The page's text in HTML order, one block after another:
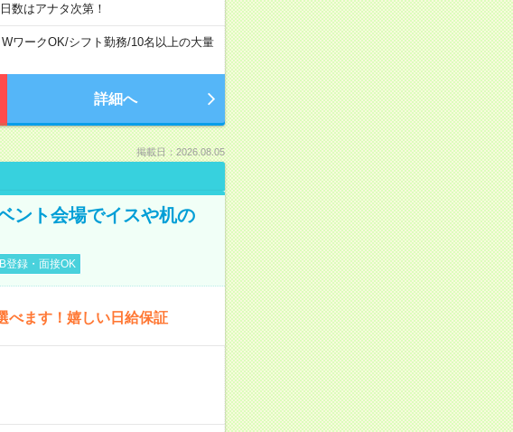
はアナタ次第！
ワークOK/シフト勤務/10名以上の大量
詳細へ
掲載日：2026.08.05
ント会場でイスや机の
登録・面接OK
べます！嬉しい日給保証